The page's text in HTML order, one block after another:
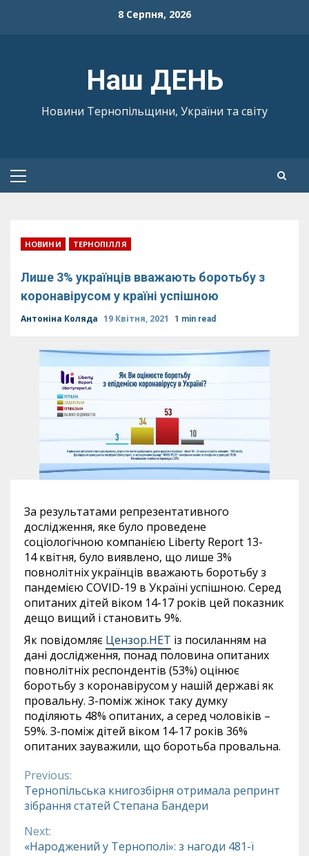
8 Серпня, 2026
Наш ДЕНЬ
Новини Тернопільщини, України та світу
Primary
НОВИНИ ТЕРНОПІЛЛЯ
Лише 3% українців вважають боротьбу з
коронавірусом у країні успішною
Антоніна Коляда 19 Квітня, 2021 1 min read
За результатами репрезентативного
дослідження, яке було проведене
соціологічною компанією Liberty Report 13-
14 квітня, було виявлено, що лише 3%
повнолітніх українців вважають боротьбу з
пандемією COVID-19 в Україні успішною. Серед
опитаних дітей віком 14-17 років цей показник
дещо вищий і становить 9%.
Як повідомляє Цензор.НЕТ із посиланням на
дані дослідження, понад половина опитаних
повнолітніх респондентів (53%) оцінює
боротьбу з коронавірусом у нашій державі як
провальну. З-поміж жінок таку думку
поділяють 48% опитаних, а серед чоловіків –
59%. З-поміж дітей віком 14-17 років 36%
опитаних зауважили, що боротьба провальна.
Continue
Reading
Previous:
Тернопільська книгозбірня отримала репринт
зібрання статей Степана Бандери
Next:
«Народжений у Тернополі»: з нагоди 481-ї